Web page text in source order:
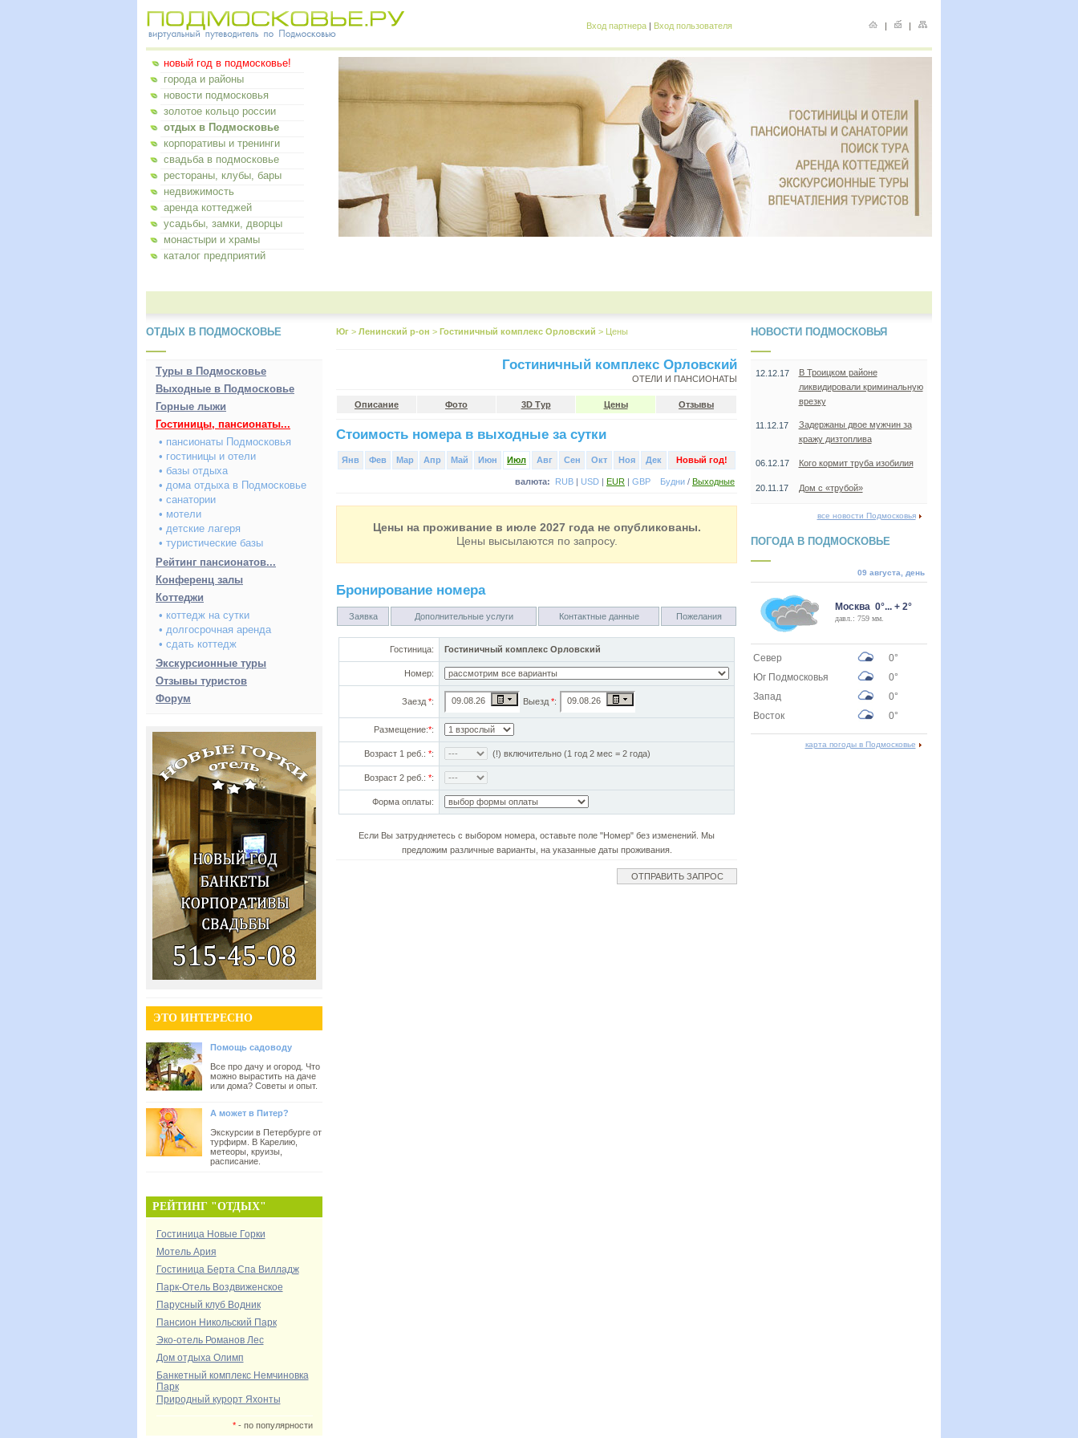
Вход партнера | Вход пользователя | |
новый год в подмосковье!
города и районы
новости подмосковья
золотое кольцо россии
отдых в Подмосковье
корпоративы и тренинги
свадьба в подмосковье
рестораны, клубы, бары
недвижимость
аренда коттеджей
усадьбы, замки, дворцы
монастыри и храмы
каталог предприятий
ОТДЫХ В ПОДМОСКОВЬЕ
Туры в Подмосковье
Выходные в Подмосковье
Горные лыжи
Гостиницы, пансионаты...
• пансионаты Подмосковья
• гостиницы и отели
• базы отдыха
• дома отдыха в Подмосковье
• санатории
• мотели
• детские лагеря
• туристические базы
Рейтинг пансионатов...
Конференц залы
Коттеджи
• коттедж на сутки
• долгосрочная аренда
• сдать коттедж
Экскурсионные туры
Отзывы туристов
Форум
ЭТО ИНТЕРЕСНО
Помощь садоводу
Все про дачу и огород. Что
можно вырастить на даче
или дома? Советы и опыт.
А может в Питер?
Экскурсии в Петербурге от
турфирм. В Карелию,
метеоры, круизы,
расписание.
РЕЙТИНГ "ОТДЫХ"
Гостиница Новые Горки
Мотель Ария
Гостиница Берта Спа Вилладж
Парк-Отель Воздвиженское
Парусный клуб Водник
Пансион Никольский Парк
Эко-отель Романов Лес
Дом отдыха Олимп
Банкетный комплекс Немчиновка
Парк
Природный курорт Яхонты
*- по популярности
Юг > Ленинский р-он > Гостиничный комплекс Орловский > Цены
Гостиничный комплекс Орловский
ОТЕЛИ И ПАНСИОНАТЫ
Описание Фото 3D Тур Цены Отзывы
Стоимость номера в выходные за сутки
Янв Фев Мар Апр Май Июн Июл Авг Сен Окт Ноя Дек Новый год!
валюта: RUB | USD | EUR | GBP Будни / Выходные
Цены на проживание в июле 2027 года не опубликованы.
Цены высылаются по запросу.
Бронирование номера
Заявка Дополнительные услуги Контактные данные Пожелания
Гостиница: Гостиничный комплекс Орловский
Номер:
Заезд *: Выезд *:
Размещение:*:
Возраст 1 реб.: *: (!) включительно (1 год 2 мес = 2 года)
Возраст 2 реб.: *:
Форма оплаты:
Если Вы затрудняетесь с выбором номера, оставьте поле "Номер" без изменений. Мы
предложим различные варианты, на указанные даты проживания.
НОВОСТИ ПОДМОСКОВЬЯ
12.12.17
В Троицком районе
ликвидировали криминальную
врезку
11.12.17
Задержаны двое мужчин за
кражу дизтоплива
06.12.17 Кого кормит труба изобилия
20.11.17 Дом с «трубой»
все новости Подмосковья
ПОГОДА В ПОДМОСКОВЬЕ
09 августа, день
Москва 0°... + 2°
давл.: 759 мм.
Север
0°
Юг Подмосковья
0°
Запад
0°
Восток
0°
карта погоды в Подмосковье